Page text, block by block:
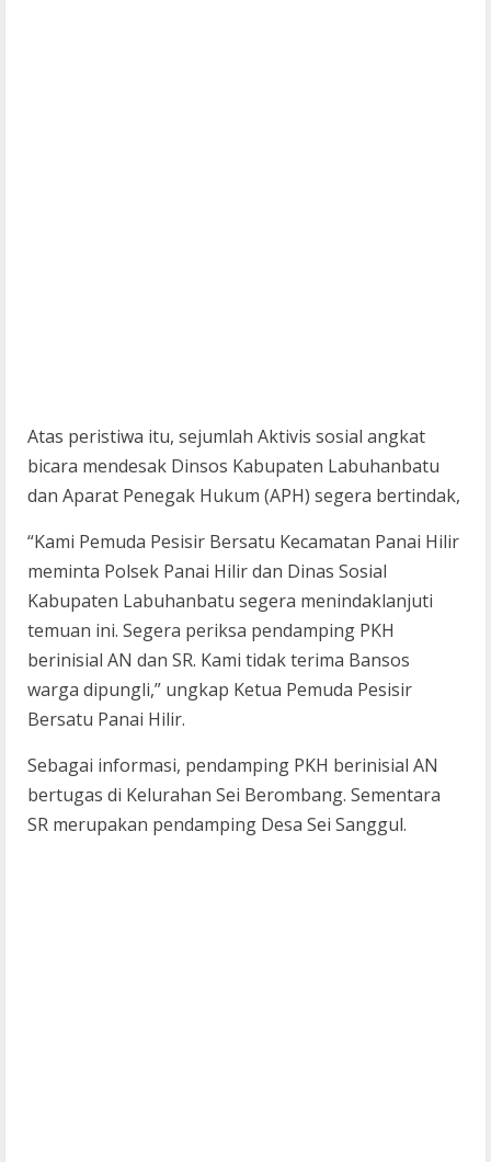
Atas peristiwa itu, sejumlah Aktivis sosial angkat
bicara mendesak Dinsos Kabupaten Labuhanbatu
dan Aparat Penegak Hukum (APH) segera bertindak,
“Kami Pemuda Pesisir Bersatu Kecamatan Panai Hilir
meminta Polsek Panai Hilir dan Dinas Sosial
Kabupaten Labuhanbatu segera menindaklanjuti
temuan ini. Segera periksa pendamping PKH
berinisial AN dan SR. Kami tidak terima Bansos
warga dipungli,” ungkap Ketua Pemuda Pesisir
Bersatu Panai Hilir.
Sebagai informasi, pendamping PKH berinisial AN
bertugas di Kelurahan Sei Berombang. Sementara
SR merupakan pendamping Desa Sei Sanggul.